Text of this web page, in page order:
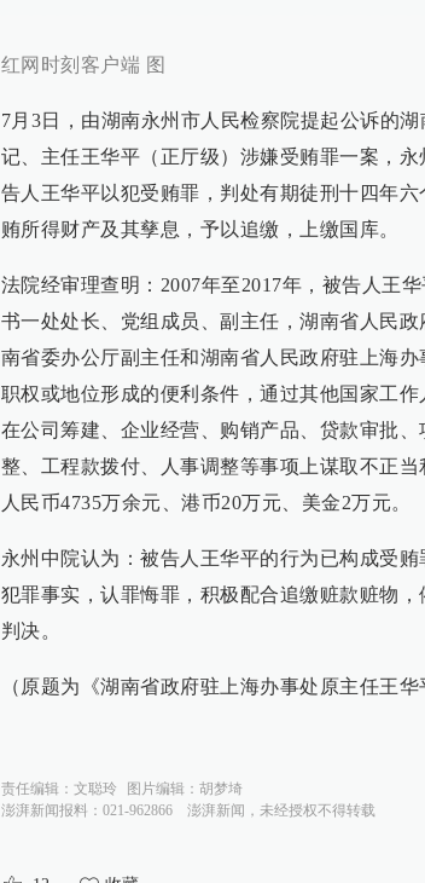
红网时刻客户端 图
7月3日，由湖南永州市人民检察院提起公诉的
记、主任王华平（正厅级）涉嫌受贿罪一案，
告人王华平以犯受贿罪，判处有期徒刑十四年
贿所得财产及其孳息，予以追缴，上缴国库。
法院经审理查明：2007年至2017年，被告人王
书一处处长、党组成员、副主任，湖南省人民
南省委办公厅副主任和湖南省人民政府驻上海
职权或地位形成的便利条件，通过其他国家工
在公司筹建、企业经营、购销产品、贷款审批
整、工程款拨付、人事调整等事项上谋取不正
人民币4735万余元、港币20万元、美金2万元。
永州中院认为：被告人王华平的行为已构成受
犯罪事实，认罪悔罪，积极配合追缴赃款赃物
判决。
（原题为《湖南省政府驻上海办事处原主任王华
责任编辑： 文聪玲 图片编辑： 胡梦埼
澎湃新闻报料：021-962866
澎湃新闻，未经授权不得转载